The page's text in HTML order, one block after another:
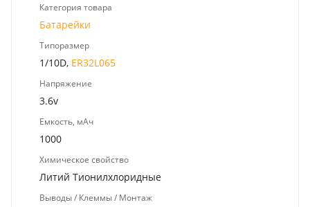
Категория товара
Батарейки
Типоразмер
1/10D, ER32L065
Напряжение
3.6v
Емкость, мАч
1000
Химическое свойство
Литий Тионилхлоридные
Выводы / Клеммы / Монтаж